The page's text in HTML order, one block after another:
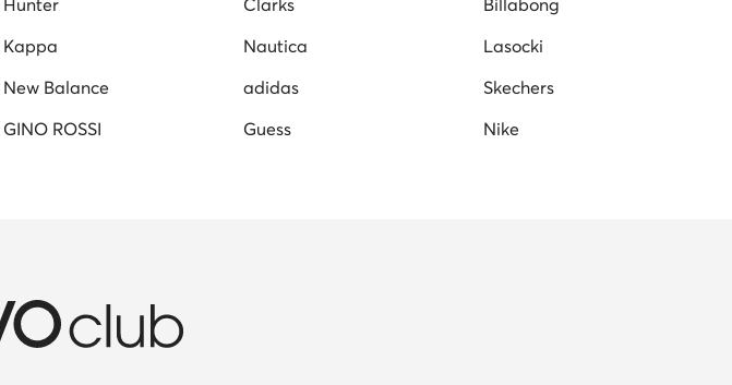
Hunter Clarks
Billabong
Kappa Nautica
Lasocki
New Balance adidas
Skechers
GINO ROSSI Guess Nike